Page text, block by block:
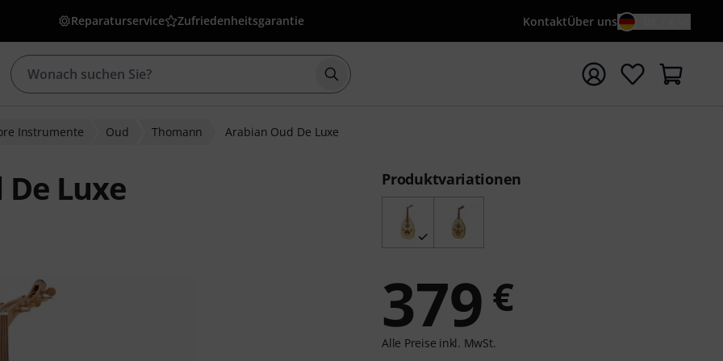
Reparaturservice Zufriedenheitsgarantie KontaktÜber uns
Suche mit Suchwort {searchTerm} starten
Instrumente Oud Thomann Arabian Oud De Luxe
Luxe Produktvariationen
379 €
Alle Preise inkl. MwSt.